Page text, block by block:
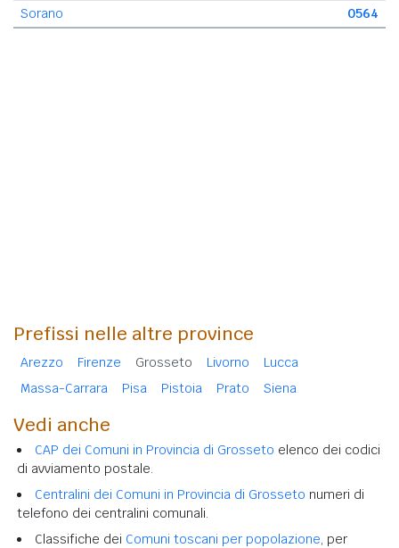
Sorano
0564
Prefissi nelle altre province
Arezzo Firenze Grosseto Livorno
Lucca
Massa-Carrara
Pisa Pistoia Prato Siena
Vedi anche
CAP dei Comuni in Provincia di Grosseto elenco dei codici
di avviamento postale.
Centralini dei Comuni in Provincia di Grosseto numeri di
telefono dei centralini comunali.
Classifiche dei Comuni toscani per popolazione, per